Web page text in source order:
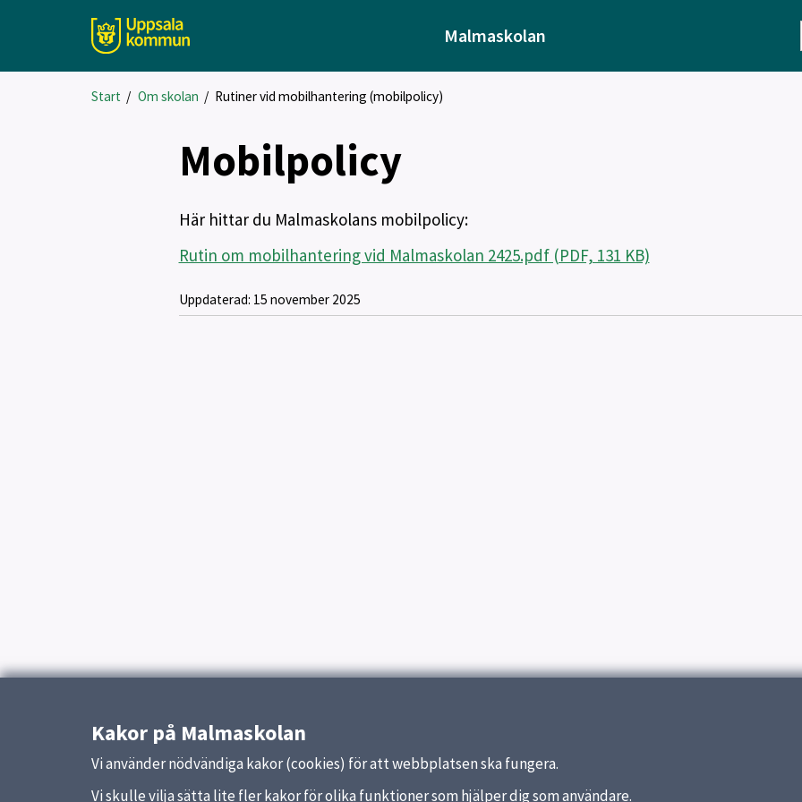
Malmaskolan
Start / Om skolan / Rutiner vid mobilhantering (mobilpolicy)
Mobilpolicy
Här hittar du Malmaskolans mobilpolicy:
Rutin om mobilhantering vid Malmaskolan 2425.pdf (PDF, 131 KB)
Uppdaterad: 15 november 2025
Kakor på Malmaskolan
Vi använder nödvändiga kakor (cookies) för att webbplatsen ska fungera.
Vi skulle vilja sätta lite fler kakor för olika funktioner som hjälper dig som användare.